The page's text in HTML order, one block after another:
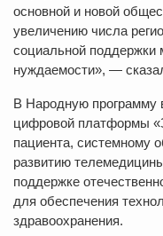
основной и новой
увеличению числа
социальной поддержки
нуждаемости», —
В Народную программу
цифровой платформы
пациента, системному
развитию
поддержке
для обеспечения
здравоохранения.